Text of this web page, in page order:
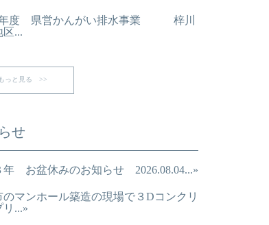
年度 県営かんがい排水事業 梓川
区...
もっと見る >>
せ
年 お盆休みのお知らせ 2026.08.04...»
のマンホール築造の現場で３Dコンクリ
リ...»